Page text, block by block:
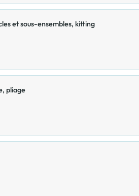
et sous-ensembles, kitting
pliage